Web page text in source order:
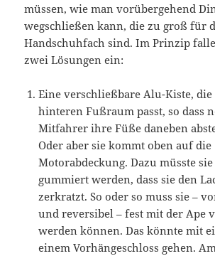
müssen, wie man vorübergehend
wegschließen kann, die zu groß für
Handschuhfach sind. Im Prinzip
zwei Lösungen ein:
Eine verschließbare Alu-Kiste, die
hinteren Fußraum passt, so dass
Mitfahrer ihre Füße daneben
Oder aber sie kommt oben auf die
Motorabdeckung. Dazu müsste
gummiert werden, dass sie den
zerkratzt. So oder so muss sie –
und reversibel – fest mit der Ape
werden können. Das könnte mit
einem Vorhängeschloss gehen.